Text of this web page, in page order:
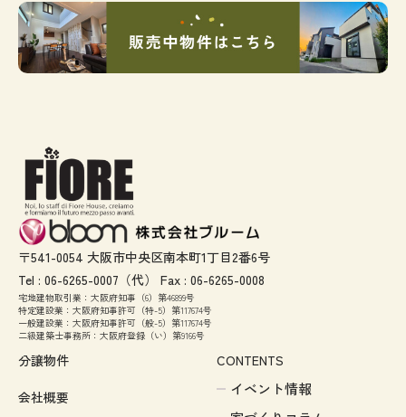
〒541-0054 大阪市中央区南本町1丁目2番6号
Tel : 06-6265-0007 （代） Fax : 06-6265-0008
宅地建物取引業：大阪府知事（6）第46899号
特定建設業：大阪府知事許可（特-5）第117674号
一般建設業：大阪府知事許可（般-5）第117674号
二級建築士事務所：大阪府登録（い）第9166号
分譲物件 CONTENTS
イベント情報
会社概要